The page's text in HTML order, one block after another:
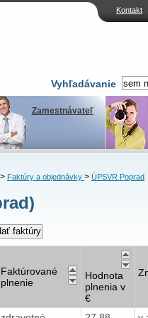
Kontakt
Vyhľadávanie
Zamestnávateľ
Faktúry a objednávky > ÚPSVR Poprad
Faktúrované
plnenie
Hodnota
plnenia v
€